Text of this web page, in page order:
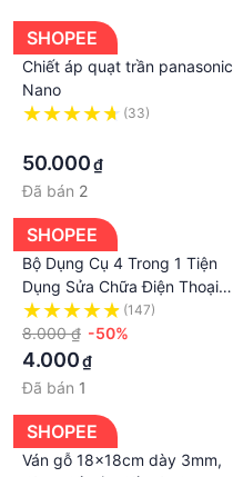
SHOPEE
Chiết áp quạt trần panasonic
Nano
(33)
50.000₫
Đã bán 2
SHOPEE
Bộ Dụng Cụ 4 Trong 1 Tiện
Dụng Sửa Chữa Điện Thoại
iphone
(147)
8.000 ₫ -50%
4.000₫
Đã bán 1
SHOPEE
Ván gỗ 18x18cm dày 3mm,